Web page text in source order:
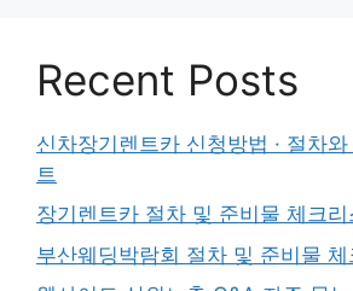
Recent Posts
신차장기렌트카 신청방법 · 절차
트
장기렌트카 절차 및 준비물 체크리
부산웨딩박람회 절차 및 준비물 체